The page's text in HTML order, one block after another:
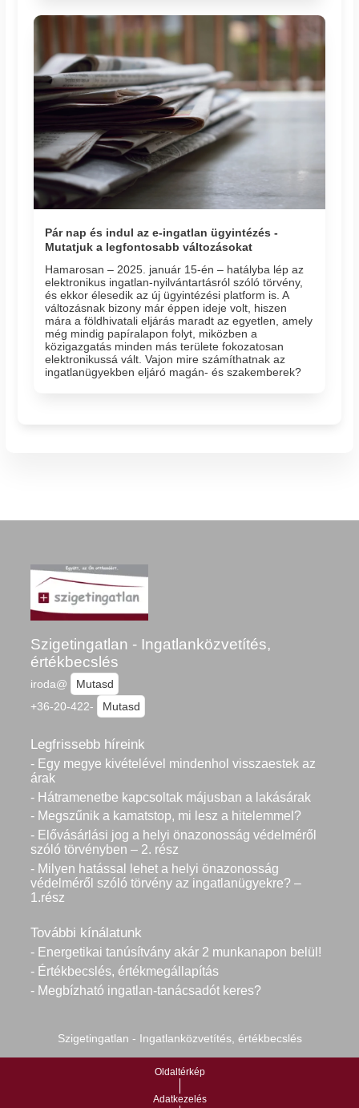
Pár nap és indul az e-ingatlan ügyintézés -
Mutatjuk a legfontosabb változásokat
Hamarosan – 2025. január 15-én – hatályba lép az
elektronikus ingatlan-nyilvántartásról szóló törvény,
és ekkor élesedik az új ügyintézési platform is. A
változásnak bizony már éppen ideje volt, hiszen
mára a földhivatali eljárás maradt az egyetlen, amely
még mindig papíralapon folyt, miközben a
közigazgatás minden más területe fokozatosan
elektronikussá vált. Vajon mire számíthatnak az
ingatlanügyekben eljáró magán- és szakemberek?
Szigetingatlan - Ingatlanközvetítés,
értékbecslés
iroda@
Mutasd
+36-20-422-
Mutasd
Legfrissebb híreink
- Egy megye kivételével mindenhol visszaestek az
árak
- Hátramenetbe kapcsoltak májusban a lakásárak
- Megszűnik a kamatstop, mi lesz a hitelemmel?
- Elővásárlási jog a helyi önazonosság védelméről
szóló törvényben – 2. rész
- Milyen hatással lehet a helyi önazonosság
védelméről szóló törvény az ingatlanügyekre? –
1.rész
További kínálatunk
- Energetikai tanúsítvány akár 2 munkanapon belül!
- Értékbecslés, értékmegállapítás
- Megbízható ingatlan-tanácsadót keres?
Szigetingatlan - Ingatlanközvetítés, értékbecslés
Oldaltérkép
Adatkezelés